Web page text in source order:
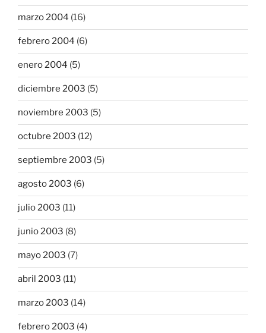
marzo 2004 (16)
febrero 2004 (6)
enero 2004 (5)
diciembre 2003 (5)
noviembre 2003 (5)
octubre 2003 (12)
septiembre 2003 (5)
agosto 2003 (6)
julio 2003 (11)
junio 2003 (8)
mayo 2003 (7)
abril 2003 (11)
marzo 2003 (14)
febrero 2003 (4)